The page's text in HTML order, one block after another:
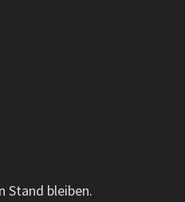
Stand bleiben.